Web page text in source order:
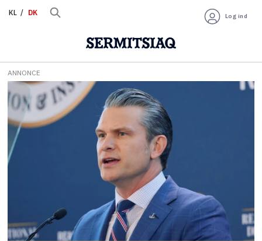
KL DK Log ind
Tag:
pete
hegseth
ANNONCE